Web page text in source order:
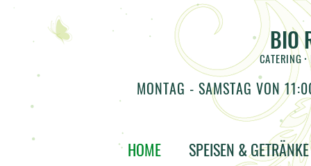
BIO
CATERING •
MONTAG - SAMSTAG VON
HOME SPEISEN & GETRÄNKE